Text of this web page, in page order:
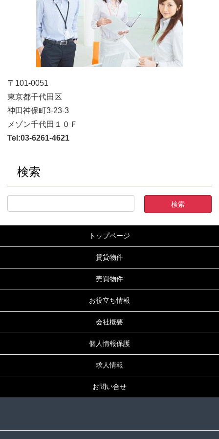
〒101-0051
東京都千代田区
神田神保町3-23-3
メゾン千代田１０Ｆ
Tel:03-6261-4621
検索
トップページ
賃貸物件
売買物件
お役立ち情報
会社概要
個人情報保護
求人情報
お問い合せ